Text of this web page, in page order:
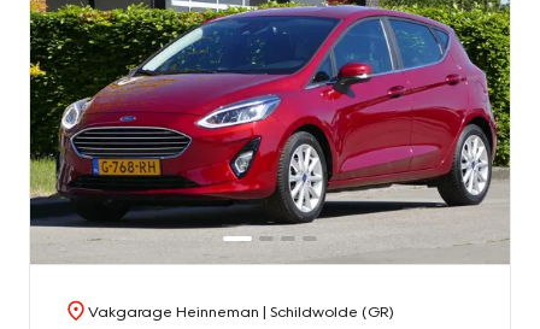
Vakgarage Heinneman | Schildwolde (GR)